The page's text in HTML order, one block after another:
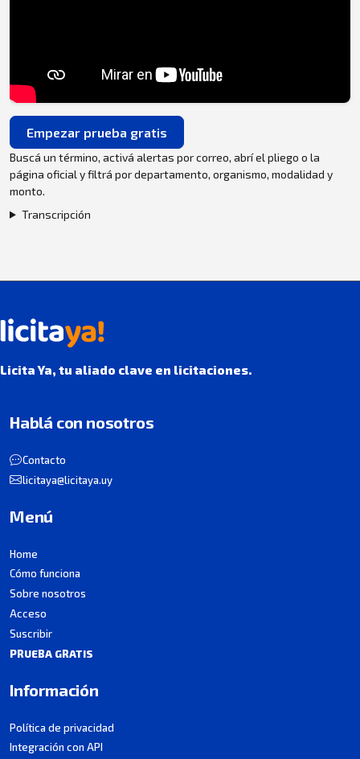
Empezar prueba gratis
Buscá un término, activá alertas por correo, abrí el pliego o la
página oficial y filtrá por departamento, organismo, modalidad y
monto.
Transcripción
Licita Ya, tu aliado clave en licitaciones.
Hablá con nosotros
Contacto
licitaya@licitaya.uy
Menú
Home
Cómo funciona
Sobre nosotros
Acceso
Suscribir
PRUEBA GRATIS
Información
Política de privacidad
Integración con API